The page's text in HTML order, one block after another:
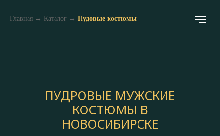
Главная → Каталог → Пудовые костюмы
ПУДРОВЫЕ МУЖСКИЕ
КОСТЮМЫ В
НОВОСИБИРСКЕ